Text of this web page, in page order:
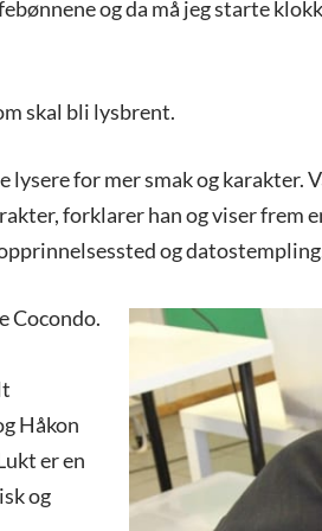
og da må jeg starte
skal bli lysbrent.
lysere for mer smak og karakter.
forklarer han og viser frem
og
Cocondo.
Håkon
er en
og